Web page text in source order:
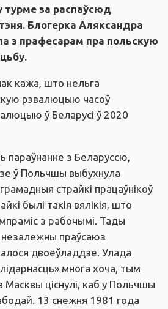
турме за распаўсюд
Блогерка Аляксандра
з прафесарам пра польскую
кажа, што нельга
рэвалюцыю часоў
ў Беларусі ў 2020
з Беларуссю,
ў Польчшы выбухнула
страйкі працаўнікоў
былі такія вялікія, што
з рабочымі. Тады
незалежны праўсаюз
двоеўладдзе. Улада
многа хоча, тым
ціснулі, каб у Польчшы
13 снежня 1981 года